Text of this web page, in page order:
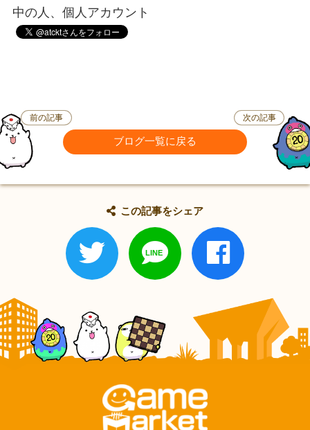
中の人、個人アカウント
前の記事
ブログ一覧に戻る
次の記事
この記事をシェア